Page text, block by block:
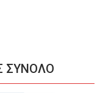
ΣΥΝΟΛΟ